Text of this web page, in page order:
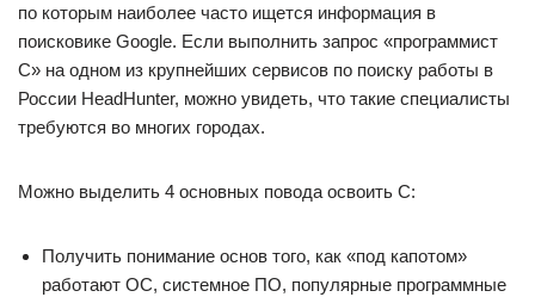
по которым наиболее часто ищется информация в
поисковике Google. Если выполнить запрос «программист
С» на одном из крупнейших сервисов по поиску работы в
России HeadHunter, можно увидеть, что такие специалисты
требуются во многих городах.
Можно выделить 4 основных повода освоить C:
Получить понимание основ того, как «под капотом»
работают ОС, системное ПО, популярные программные